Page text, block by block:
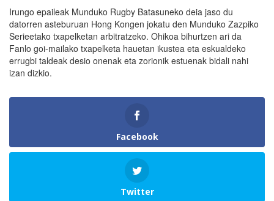
Irungo epaileak Munduko Rugby Batasuneko deia jaso du
datorren asteburuan Hong Kongen jokatu den Munduko Zazpiko
Serieetako txapelketan arbitratzeko. Ohikoa bihurtzen ari da
Fanlo goi-mailako txapelketa hauetan ikustea eta eskualdeko
errugbi taldeak desio onenak eta zorionik estuenak bidali nahi
izan dizkio.
Facebook
Twitter